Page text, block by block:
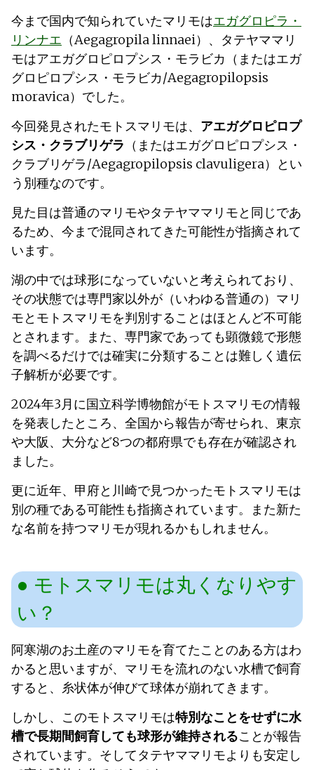
今まで国内で知られていたマリモはエガグロピラ・
リンナエ （Aegagropila linnaei）、タテヤママリ
モはアエガグロピロプシス・モラビカ（またはエガ
グロピロプシス・モラビカ/Aegagropilopsis
moravica）でした。
今回発見されたモトスマリモは、 アエガグロピロプ
シス・クラブリゲラ （またはエガグロピロプシス・
クラブリゲラ/Aegagropilopsis clavuligera）とい
う別種なのです。
見た目は普通のマリモやタテヤママリモと同じであ
るため、今まで混同されてきた可能性が指摘されて
います。
湖の中では球形になっていないと考えられており、
その状態では専門家以外が（いわゆる普通の）マリ
モとモトスマリモを判別することはほとんど不可能
とされます。また、専門家であっても顕微鏡で形態
を調べるだけでは確実に分類することは難しく遺伝
子解析が必要です。
2024年3月に国立科学博物館がモトスマリモの情報
を発表したところ、全国から報告が寄せられ、東京
や大阪、大分など8つの都府県でも存在が確認され
ました。
更に近年、甲府と川崎で見つかったモトスマリモは
別の種である可能性も指摘されています。また新た
な名前を持つマリモが現れるかもしれません。
モトスマリモは丸くなりやす
い？
阿寒湖のお土産のマリモを育てたことのある方はわ
かると思いますが、マリモを流れのない水槽で飼育
すると、糸状体が伸びて球体が崩れてきます。
しかし、このモトスマリモは特別なことをせずに水
槽で長期間飼育しても球形が維持されることが報告
されています。そしてタテヤママリモよりも安定し